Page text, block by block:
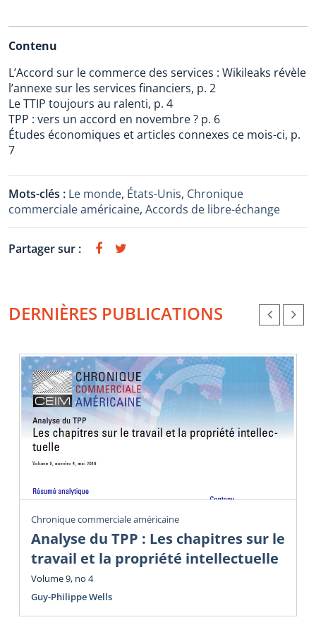
Contenu
L’Accord sur le commerce des services : Wikileaks révèle
l’annexe sur les services financiers, p. 2
Le TTIP toujours au ralenti, p. 4
TPP : vers un accord en novembre ? p. 6
Études économiques et articles connexes ce mois-ci, p.
7
Mots-clés : Le monde, États-Unis, Chronique
commerciale américaine, Accords de libre-échange
Partager sur :
DERNIÈRES PUBLICATIONS
Chronique commerciale américaine
Analyse du TPP : Les chapitres sur le
travail et la propriété intellectuelle
Volume 9, no 4
Guy-Philippe Wells